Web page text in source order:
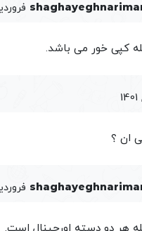
کپی خور می باشد.
ان ؟